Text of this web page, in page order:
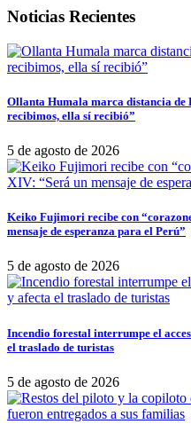
Noticias Recientes
Ollanta Humala marca distancia
recibimos, ella sí recibió”
5 de agosto de 2026
Keiko Fujimori recibe con
mensaje de esperanza para el Perú”
5 de agosto de 2026
Incendio forestal interrumpe el
el traslado de turistas
5 de agosto de 2026